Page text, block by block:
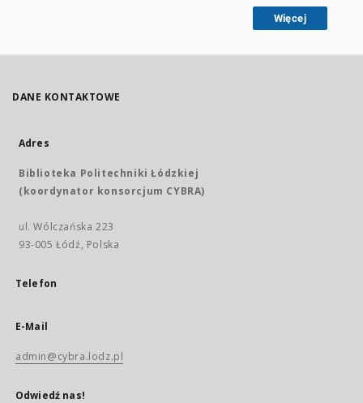
Więcej
DANE KONTAKTOWE
Adres
Biblioteka Politechniki Łódzkiej
(koordynator konsorcjum CYBRA)
ul. Wólczańska 223
93-005 Łódź, Polska
Telefon
E-Mail
admin@cybra.lodz.pl
Odwiedź nas!